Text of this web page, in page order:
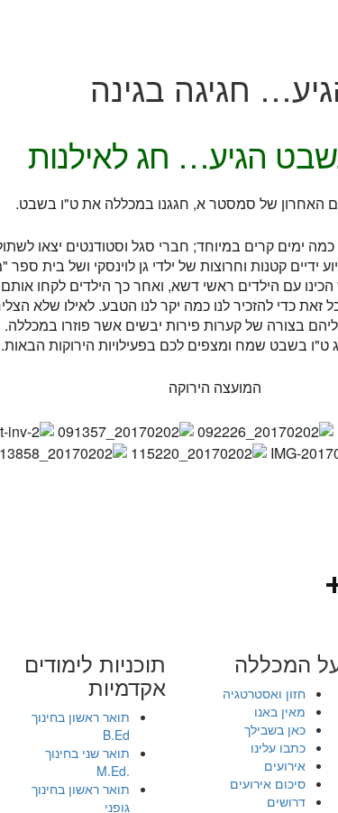
חגיגה בגינה
הגיע… חג לאילנות
ימים קרים במיוחד; חברי סגל וסטודנטים יצאו
ידיים קטנות וחרוצות של ילדי גן לוינסקי ושל בית
עם הילדים ראשי דשא, ואחר כך הילדים לקחו
זאת כדי להזכיר לנו כמה יקר לנו הטבע. לאילו שלא
בצורה של קערות פירות יבשים אשר פוזרו במכללה.
בשבט שמח ומצפים לכם בפעילויות הירוקות הבאות.
המועצה הירוקה
המכללה
חזון ואסטרטגיה
מאין באנו
כאן בשבילך
כתבו עלינו
אירועים
סיכום אירועים
דרושים
תוכניות לימודים
אקדמיות
תואר ראשון בחינוך
B.Ed
תואר שני בחינוך
.M.Ed
תואר ראשון בחינוך
גופני